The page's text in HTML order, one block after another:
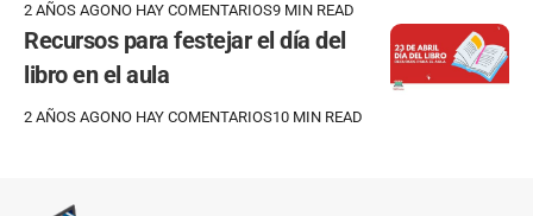
2 AÑOS AGONO HAY COMENTARIOS9 MIN READ
Recursos para festejar el día del
libro en el aula
2 AÑOS AGONO HAY COMENTARIOS10 MIN READ